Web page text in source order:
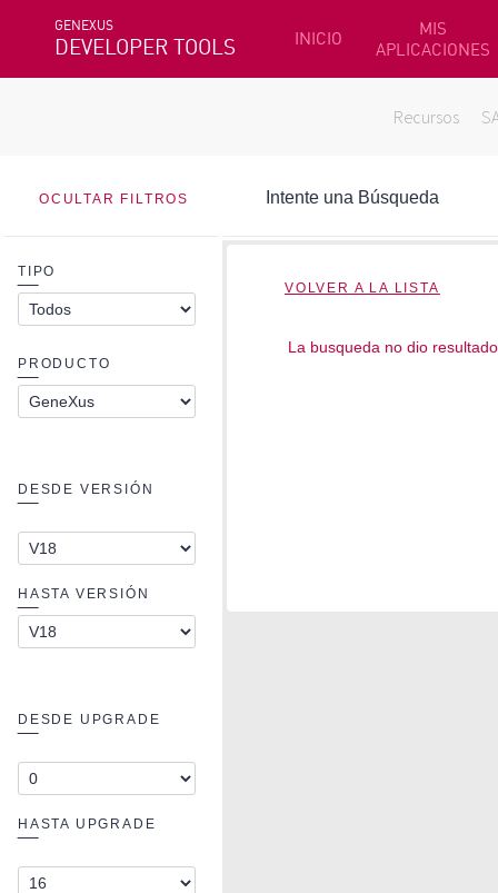
GENEXUS
DEVELOPER TOOLS INICIO
MIS
APLICACIONES
Recursos